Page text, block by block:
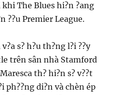
khi The Blues hi?n ?ang
??u Premier League.
s? h?u th?ng l?i ??y
trên sân nhà Stamford
th? hi?n s? v??t
ph??ng di?n và chèn ép